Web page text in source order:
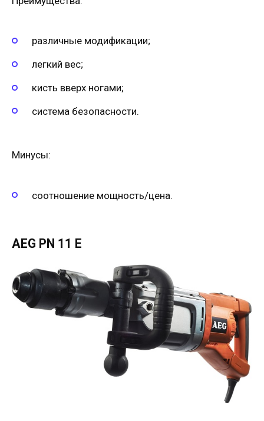
различные модификации;
легкий вес;
кисть вверх ногами;
система безопасности.
Минусы:
соотношение мощность/цена.
AEG PN 11 Е